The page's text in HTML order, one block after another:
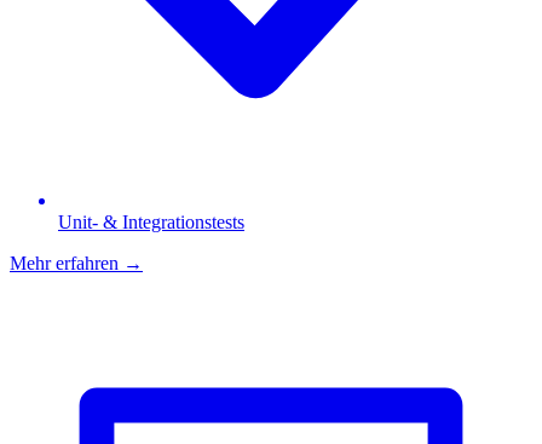
Unit- & Integrationstests
Mehr erfahren →